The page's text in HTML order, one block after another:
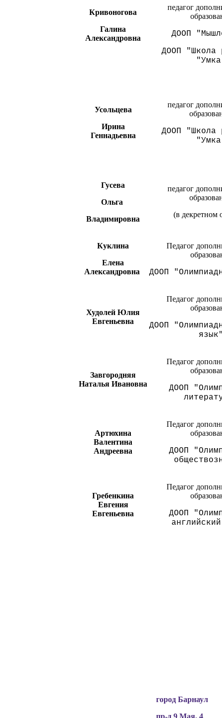
Кривоногова
Галина
Александровна
педагог
ДООП
ДООП "Школа
Усольцева
Ирина
Геннадьевна
педагог
ДООП
"Школа
Гусева
Ольга
Владимировна
педагог
(в декретном
Куклина
Елена
Александровна
Педагог
ДООП
Худолей Юлия
Евгеньевна
Педагог
ДООП
Завгородняя
Наталья Ивановна
Педагог
ДООП
Артюхина
Валентина
Андреевна
Педагог
ДООП
Гребенкина
Евгения
Евгеньевна
Педагог
ДООП
город Барнаул
пр-д 9 Мая, 4